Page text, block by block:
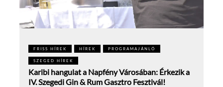
FRISS HÍREK HÍREK PROGRAMAJÁNLÓ
SZEGED HÍREK
Karibi hangulat a Napfény Városában: Érkezik a
IV. Szegedi Gin & Rum Gasztro Fesztivál!